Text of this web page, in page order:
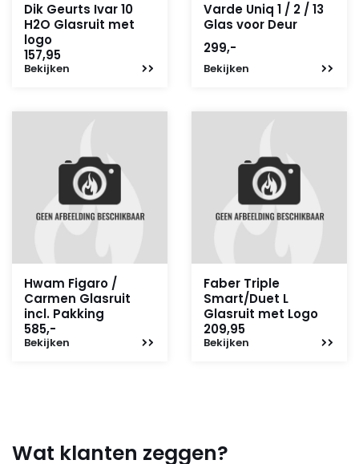
Dik Geurts Ivar 10
H2O Glasruit met
logo
157,95
Bekijken
Varde Uniq 1 / 2 / 13
Glas voor Deur
299,-
Bekijken
Hwam Figaro /
Carmen Glasruit
incl. Pakking
585,-
Bekijken
Faber Triple
Smart/Duet L
Glasruit met Logo
209,95
Bekijken
Wat klanten zeggen?